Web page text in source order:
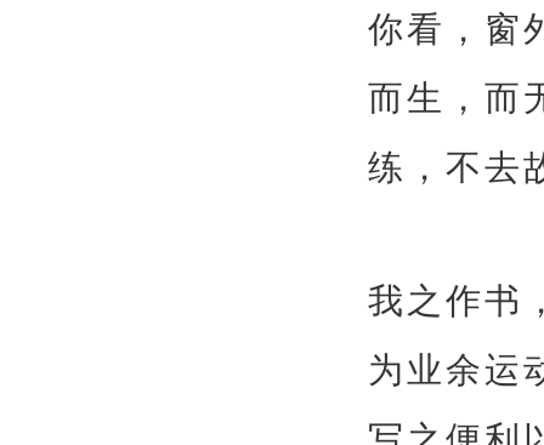
你看，窗
而生，而
练，不去
我之作书
为业余运